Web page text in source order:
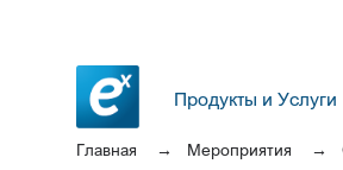
Продукты и Услуги
Главная Мероприятия